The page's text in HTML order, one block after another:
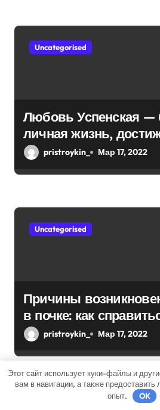
Uncategorised
Любовь Успенская —
личная жизнь,
pristroykin_ Мар 17, 2022
Uncategorised
Причины
в почке: как
болезнью
pristroykin_ Мар 17, 2022
Этот сайт использует куки-файлы и
вам в навигации, а также
опыт.
OK